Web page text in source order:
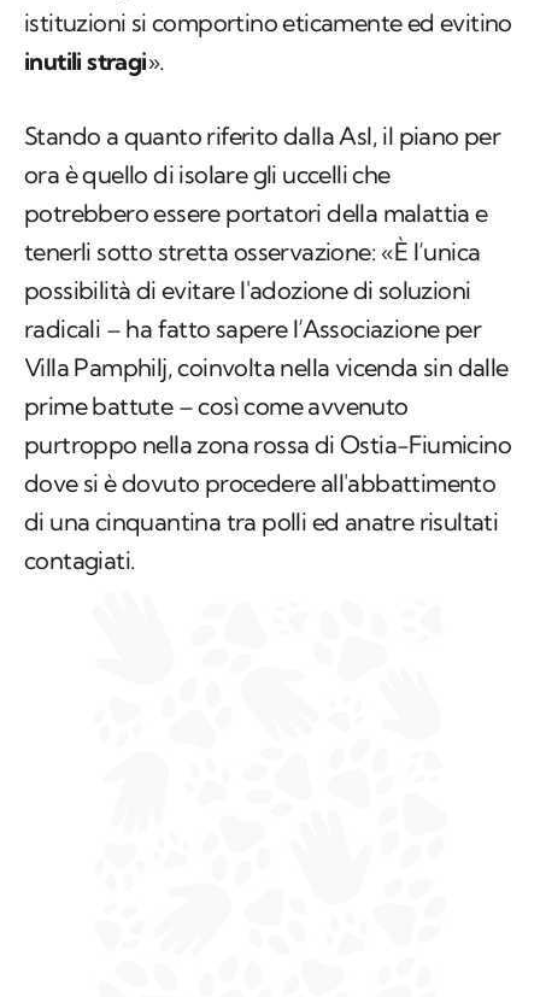
Stando a quanto riferito dalla Asl, il piano per
ora è quello di isolare gli uccelli che
tenerli sotto stretta osservazione: «È l’unica
possibilità di evitare l'adozione di soluzioni
radicali – ha fatto sapere l’Associazione per
Villa Pamphilj, coinvolta nella vicenda sin dalle
prime battute – così come avvenuto
purtroppo nella zona rossa di Ostia-Fiumicino
dove si è dovuto procedere all'abbattimento
di una cinquantina tra polli ed anatre risultati
contagiati.